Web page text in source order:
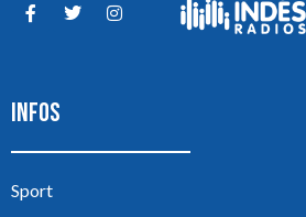
INFOS
Sport